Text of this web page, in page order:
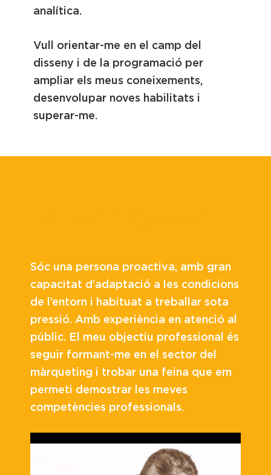
analítica.
Vull orientar-me en el camp del
disseny i de la programació per
ampliar els meus coneixements,
desenvolupar noves habilitats i
superar-me.
Sóc una persona proactiva, amb gran
capacitat d’adaptació a les condicions
de l’entorn i habituat a treballar sota
pressió. Amb experiència en atenció al
públic. El meu objectiu professional és
seguir formant-me en el sector del
màrqueting i trobar una feina que em
permeti demostrar les meves
competències professionals.